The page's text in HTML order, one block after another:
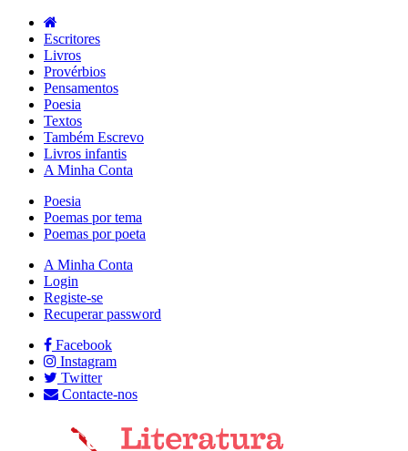
Escritores
Livros
Provérbios
Pensamentos
Poesia
Textos
Também Escrevo
Livros infantis
A Minha Conta
Poesia
Poemas por tema
Poemas por poeta
A Minha Conta
Login
Registe-se
Recuperar password
Facebook
Instagram
Twitter
Contacte-nos